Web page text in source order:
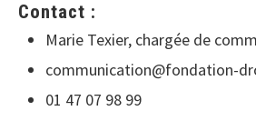
Contact :
Marie Texier, chargée de
communication@fondation-
01 47 07 98 99